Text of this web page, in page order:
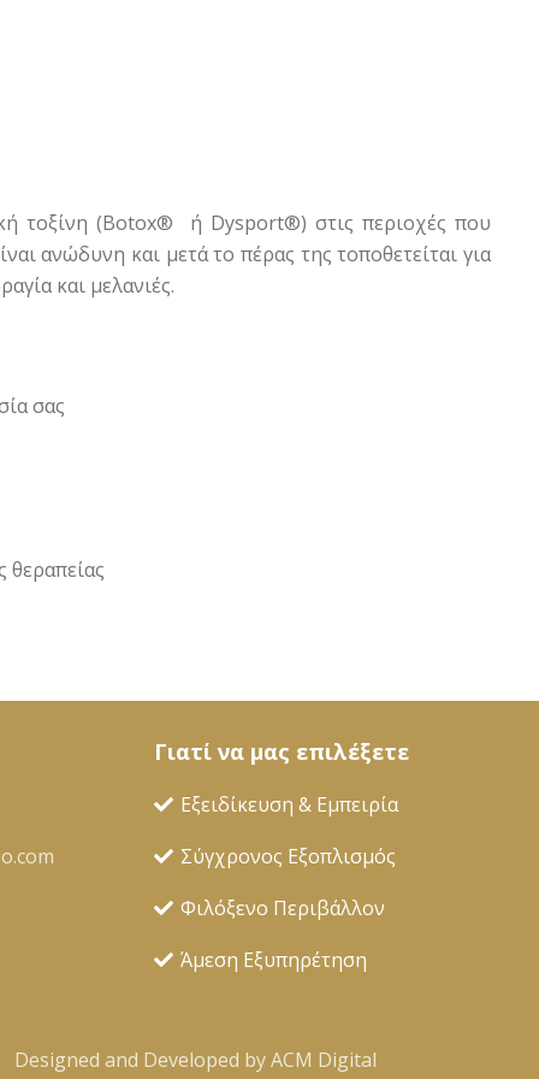
τοξίνη (Botox® ή Dysport®) στις περιοχές που
ανώδυνη και μετά το πέρας της τοποθετείται για
και μελανιές.
σας
Γιατί να μας επιλέξετε
Εξειδίκευση & Εμπειρία
Σύγχρονος Εξοπλισμός
Φιλόξενο Περιβάλλον
Άμεση Εξυπηρέτηση
Designed and Developed by ACM Digital